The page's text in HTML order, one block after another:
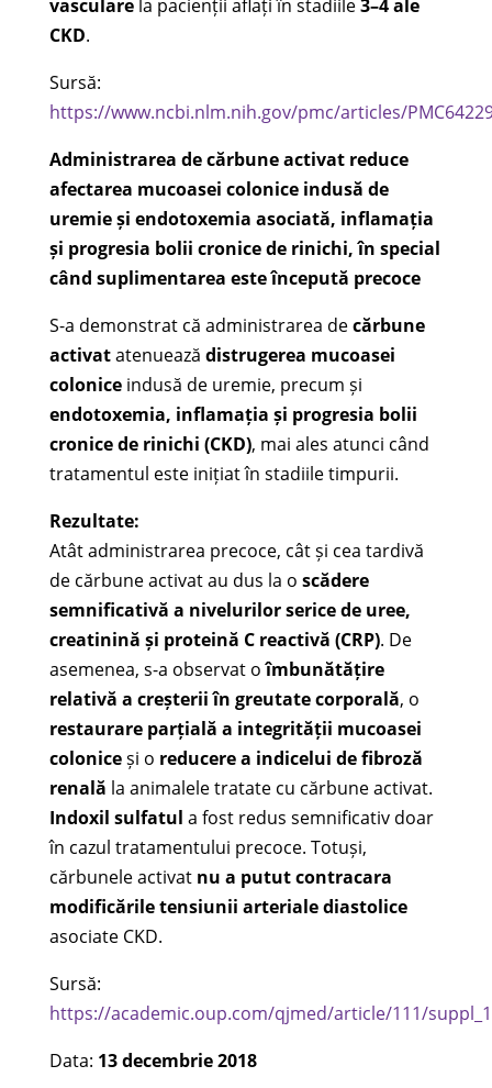
vascularela pacienții aflați în stadiile3–4 ale
CKD.
Sursă:
https://www.ncbi.nlm.nih.gov/pmc/articles/
Administrarea de cărbune activat reduce
afectarea mucoasei colonice indusă de
uremie și endotoxemia asociată, inflamația
și progresia bolii cronice de rinichi, în special
când suplimentarea este începută precoce
S-a demonstrat că administrarea decărbune
activatatenuează distrugerea mucoasei
coloniceindusă de uremie, precum și
endotoxemia, inflamația și progresia bolii
cronice de rinichi (CKD), mai ales atunci când
tratamentul este inițiat în stadiile timpurii.
Rezultate:
Atât administrarea precoce, cât și cea tardivă
de cărbune activat au dus la o scădere
semnificativă a nivelurilor serice de uree,
creatinină și proteină C reactivă (CRP). De
asemenea, s-a observat oîmbunătățire
relativă a creșterii în greutate corporală, o
restaurare parțială a integrității mucoasei
coloniceși o reducere a indicelui de fibroză
renală la animalele tratate cu cărbune activat.
Indoxil sulfatul a fost redus semnificativ doar
în cazul tratamentului precoce. Totuși,
cărbunele activat nu a putut contracara
modificările tensiunii arteriale diastolice
asociate CKD.
Sursă:
https://academic.oup.com/qjmed/article/111/
Data: 13 decembrie 2018